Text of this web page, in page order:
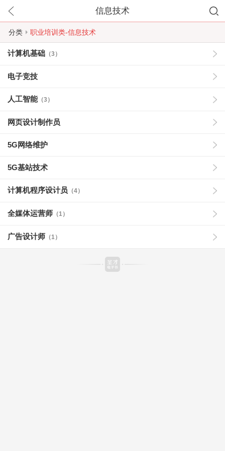
信息技术
分类 职业培训类-信息技术
计算机基础 （3）
电子竞技
人工智能（3）
网页设计制作员
5G网络维护
5G基站技术
计算机程序设计员 （4）
全媒体运营师 （1）
广告设计师 （1）